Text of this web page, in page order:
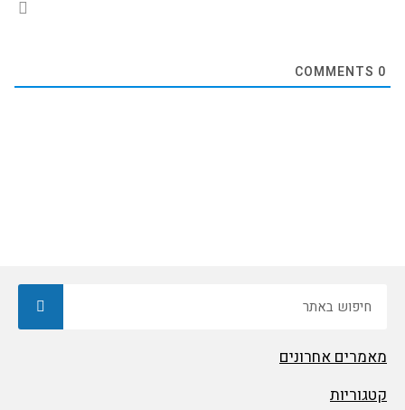
0
מאמרים אחרונים
קטגוריות